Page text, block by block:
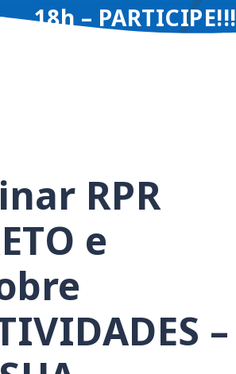
18h – PARTICIPE!!!
RPR
e
–